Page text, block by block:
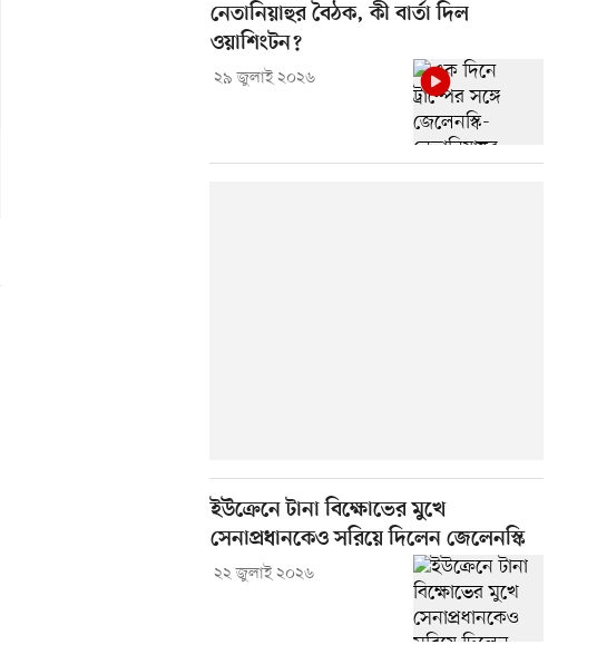
নেতানিয়াহুর বৈঠক, কী বার্তা দিল
ওয়াশিংটন?
২৯ জুলাই ২০২৬
ইউক্রেনে টানা বিক্ষোভের মুখে
সেনাপ্রধানকেও সরিয়ে দিলেন জেলেনস্কি
২২ জুলাই ২০২৬